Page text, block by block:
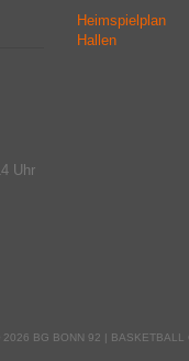
Uhr
Heimspielplan
Hallen
2026 BG BONN 92 | BASKETBALL